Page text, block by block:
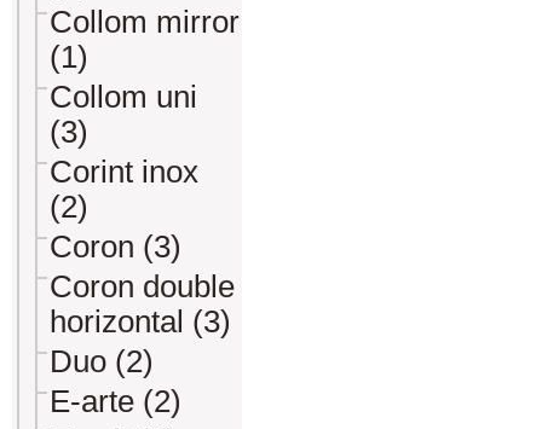
Collom mirror
(1)
Collom uni
(3)
Corint inox
(2)
Coron (3)
Coron double
horizontal (3)
Duo (2)
E-arte (2)